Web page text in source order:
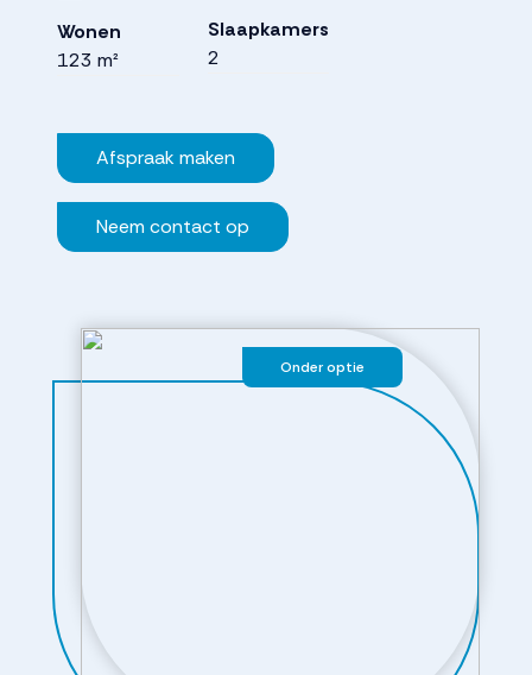
Onder optie
Wonen
123 m²
Slaapkamers
2
Afspraak maken
Neem contact op